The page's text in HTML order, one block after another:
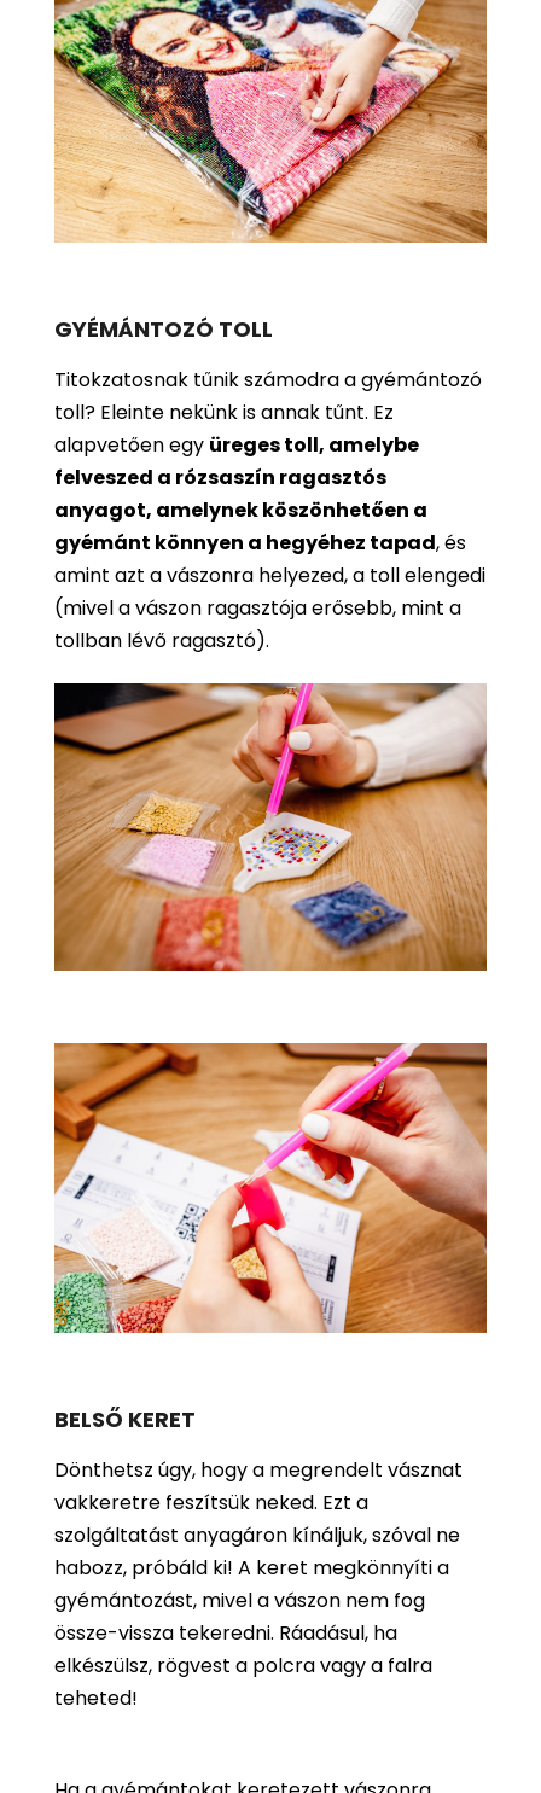
GYÉMÁNTOZÓ TOLL
Titokzatosnak tűnik számodra a gyémántozó
toll? Eleinte nekünk is annak tűnt. Ez
alapvetően egy üreges toll, amelybe
felveszed a rózsaszín ragasztós
anyagot, amelynek köszönhetően a
gyémánt könnyen a hegyéhez tapad, és
amint azt a vászonra helyezed, a toll elengedi
(mivel a vászon ragasztója erősebb, mint a
tollban lévő ragasztó).
BELSŐ KERET
Dönthetsz úgy, hogy a megrendelt vásznat
vakkeretre feszítsük neked. Ezt a
szolgáltatást anyagáron kínáljuk, szóval ne
habozz, próbáld ki! A keret megkönnyíti a
gyémántozást, mivel a vászon nem fog
össze-vissza tekeredni. Ráadásul, ha
elkészülsz, rögvest a polcra vagy a falra
teheted!